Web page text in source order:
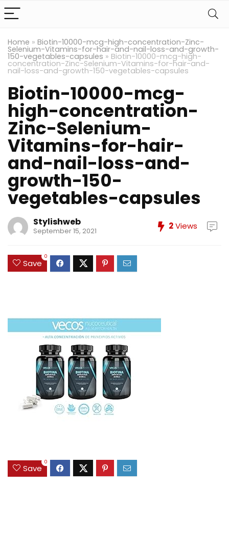
Home » Biotin-10000-mcg-high-concentration-Zinc-
Selenium-Vitamins-for-hair-and-nail-loss-and-growth-
150-vegetables-capsules » Biotin-10000-mcg-high-
concentration-Zinc-Selenium-Vitamins-for-hair-and-
nail-loss-and-growth-150-vegetables-capsules
Biotin-10000-mcg-
high-concentration-
Zinc-Selenium-
Vitamins-for-hair-
and-nail-loss-and-
growth-150-
vegetables-capsules
Stylishweb
September 15, 2021 2Views
Save
0
Save
0